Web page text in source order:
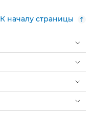
К началу страницы